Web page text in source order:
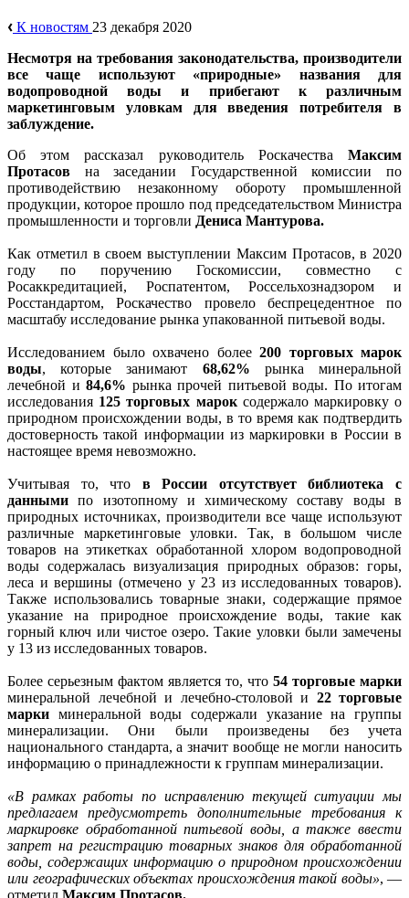
К новостям 23 декабря 2020
Несмотря на требования законодательства, производители
все чаще используют «природные» названия для
водопроводной воды и прибегают к различным
маркетинговым уловкам для введения потребителя в
заблуждение.
Об этом рассказал руководитель Роскачества Максим
Протасов на заседании Государственной комиссии по
противодействию незаконному обороту промышленной
продукции, которое прошло под председательством Министра
промышленности и торговли Дениса Мантурова.
Как отметил в своем выступлении Максим Протасов, в 2020
году по поручению Госкомиссии, совместно с
Росаккредитацией, Роспатентом, Россельхознадзором и
Росстандартом, Роскачество провело беспрецедентное по
масштабу исследование рынка упакованной питьевой воды.
Исследованием было охвачено более 200 торговых марок
воды, которые занимают 68,62% рынка минеральной
лечебной и 84,6% рынка прочей питьевой воды. По итогам
исследования 125 торговых марок содержало маркировку о
природном происхождении воды, в то время как подтвердить
достоверность такой информации из маркировки в России в
настоящее время невозможно.
Учитывая то, что в России отсутствует библиотека с
данными по изотопному и химическому составу воды в
природных источниках, производители все чаще используют
различные маркетинговые уловки. Так, в большом числе
товаров на этикетках обработанной хлором водопроводной
воды содержалась визуализация природных образов: горы,
леса и вершины (отмечено у 23 из исследованных товаров).
Также использовались товарные знаки, содержащие прямое
указание на природное происхождение воды, такие как
горный ключ или чистое озеро. Такие уловки были замечены
у 13 из исследованных товаров.
Более серьезным фактом является то, что 54 торговые марки
минеральной лечебной и лечебно-столовой и 22 торговые
марки минеральной воды содержали указание на группы
минерализации. Они были произведены без учета
национального стандарта, а значит вообще не могли наносить
информацию о принадлежности к группам минерализации.
«В рамках работы по исправлению текущей ситуации мы
предлагаем предусмотреть дополнительные требования к
маркировке обработанной питьевой воды, а также ввести
запрет на регистрацию товарных знаков для обработанной
воды, содержащих информацию о природном происхождении
или географических объектах происхождения такой воды», —
отметил Максим Протасов.